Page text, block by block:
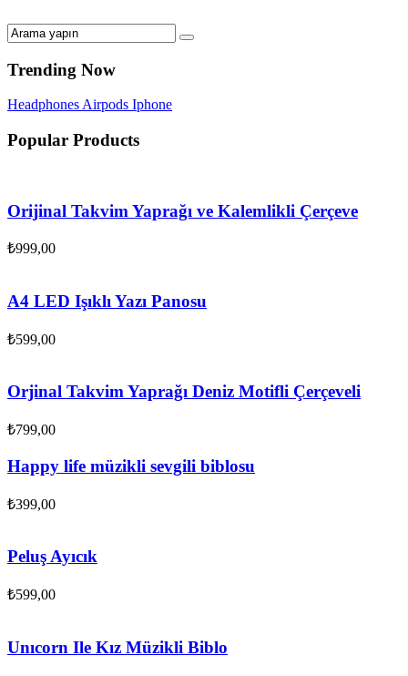
Trending Now
HeadphonesAirpods Iphone
Popular Products
Orijinal Takvim Yaprağı ve Kalemlikli Çerçeve
₺999,00
A4 LED Işıklı Yazı Panosu
₺599,00
Orjinal Takvim Yaprağı Deniz Motifli Çerçeveli
₺799,00
Happy life müzikli sevgili biblosu
₺399,00
Peluş Ayıcık
₺599,00
Unıcorn Ile Kız Müzikli Biblo